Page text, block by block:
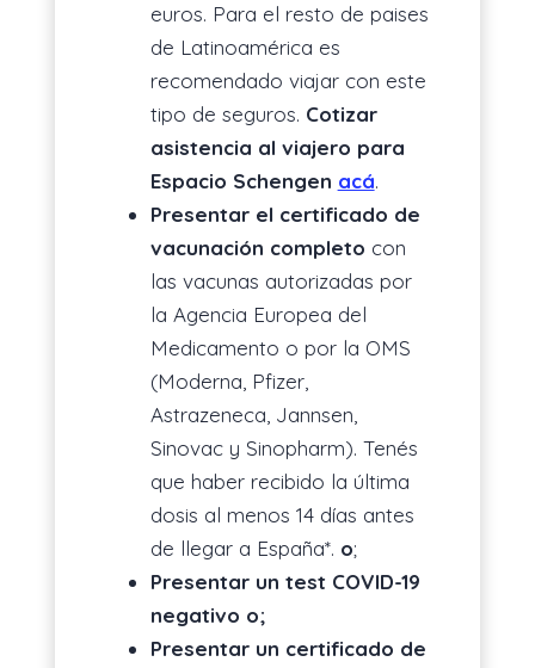
euros. Para el resto de paises
de Latinoamérica es
recomendado viajar con este
tipo de seguros. Cotizar
asistencia al viajero para
Espacio Schengen acá.
Presentar el certificado de
vacunación completo con
las vacunas autorizadas por
la Agencia Europea del
Medicamento o por la OMS
(Moderna, Pfizer,
Astrazeneca, Jannsen,
Sinovac y Sinopharm). Tenés
que haber recibido la última
dosis al menos 14 días antes
de llegar a España*. o;
Presentar un test COVID-19
negativo o;
Presentar un certificado de